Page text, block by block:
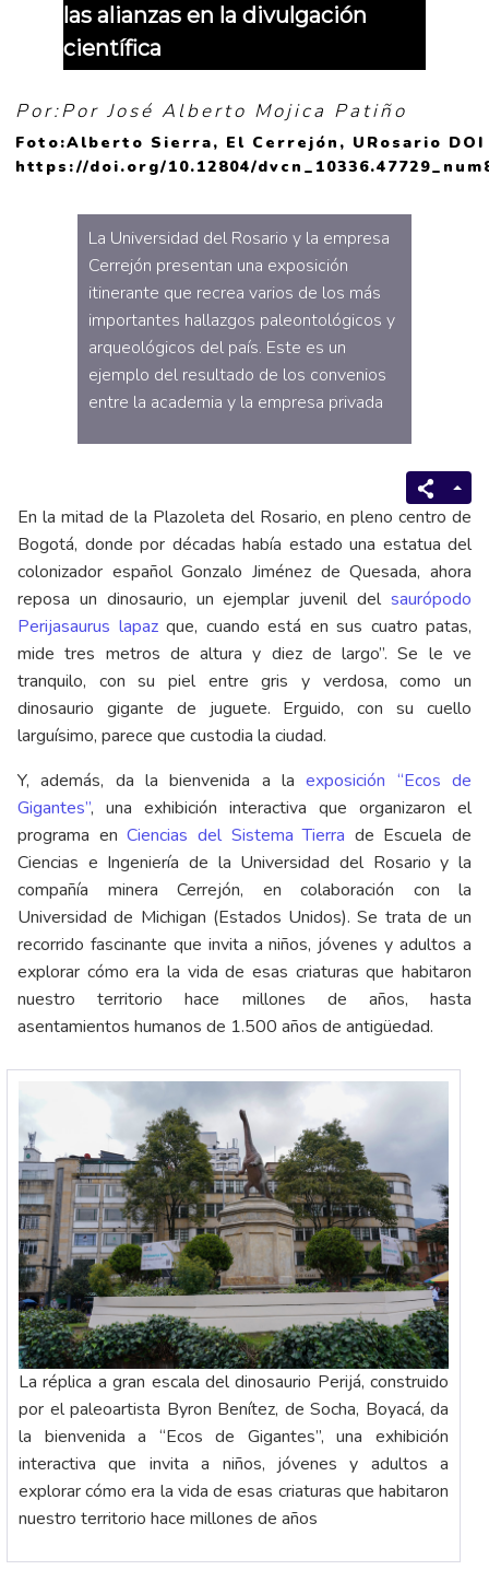
las alianzas en la divulgación
científica
Por:Por José Alberto Mojica Patiño
Foto:Alberto Sierra, El Cerrejón, URosario DOI
https://doi.org/10.12804/
La Universidad del Rosario y la empresa
Cerrejón presentan una exposición
itinerante que recrea varios de los más
importantes hallazgos paleontológicos y
arqueológicos del país. Este es un
ejemplo del resultado de los convenios
entre la academia y la empresa privada
En la mitad de la Plazoleta del Rosario, en pleno centro de
Bogotá, donde por décadas había estado una estatua del
colonizador español Gonzalo Jiménez de Quesada, ahora
reposa un dinosaurio, un ejemplar juvenil del saurópodo
Perijasaurus lapazque, cuando está en sus cuatro patas,
mide tres metros de altura y diez de largo”. Se le ve
tranquilo, con su piel entre gris y verdosa, como un
dinosaurio gigante de juguete. Erguido, con su cuello
larguísimo, parece que custodia la ciudad.
Y, además, da la bienvenida a laexposición “Ecos de
Gigantes”, una exhibición interactiva que organizaron el
programa enCiencias del Sistema Tierra de Escuela de
Ciencias e Ingeniería de la Universidad del Rosario y la
compañía minera Cerrejón, en colaboración con la
Universidad de Michigan (Estados Unidos). Se trata de un
recorrido fascinante que invita a niños, jóvenes y adultos a
explorar cómo era la vida de esas criaturas que habitaron
nuestro territorio hace millones de años, hasta
asentamientos humanos de 1.500 años de antigüedad.
La réplica a gran escala del dinosaurio Perijá, construido
por el paleoartista Byron Benítez, de Socha, Boyacá, da
la bienvenida a “Ecos de Gigantes”, una exhibición
interactiva que invita a niños, jóvenes y adultos a
explorar cómo era la vida de esas criaturas que habitaron
nuestro territorio hace millones de años